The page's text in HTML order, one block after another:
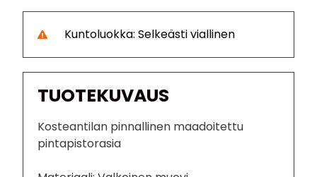
Kuntoluokka: Selkeästi viallinen
TUOTEKUVAUS
Kosteantilan pinnallinen maadoitettu
pintapistorasia